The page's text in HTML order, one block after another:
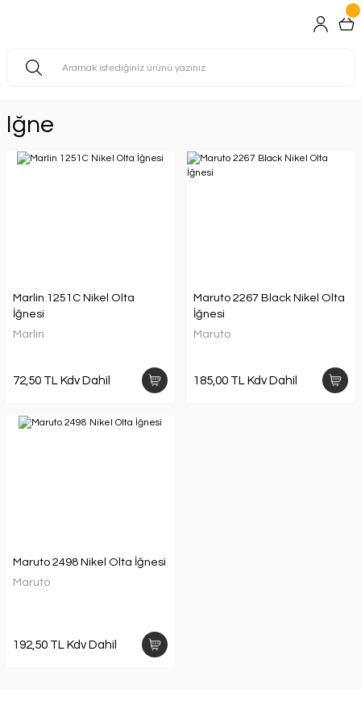
Iğne
Marlin 1251C Nikel Olta
İğnesi
Marlin
72,50 TL Kdv Dahil
Maruto 2267 Black Nikel Olta
İğnesi
Maruto
185,00 TL Kdv Dahil
Maruto 2498 Nikel Olta İğnesi
Maruto
192,50 TL Kdv Dahil